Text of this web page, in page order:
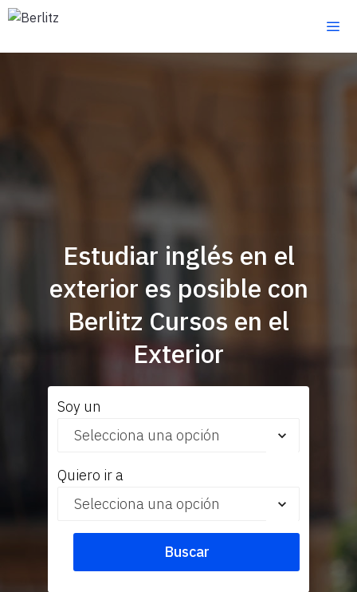
Saltar
contenido
Estudiar inglés en el
exterior es posible con
Berlitz Cursos en el
Exterior
Soy un
Quiero ir a
Buscar